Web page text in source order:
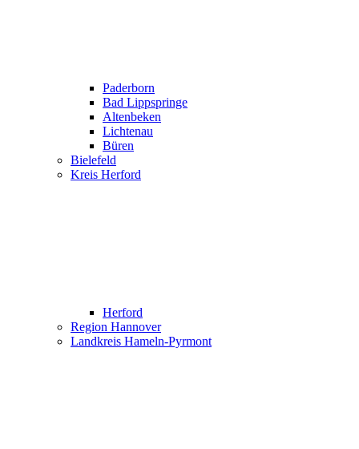
Paderborn
Bad Lippspringe
Altenbeken
Lichtenau
Büren
Bielefeld
Kreis Herford
Herford
Region Hannover
Landkreis Hameln-Pyrmont